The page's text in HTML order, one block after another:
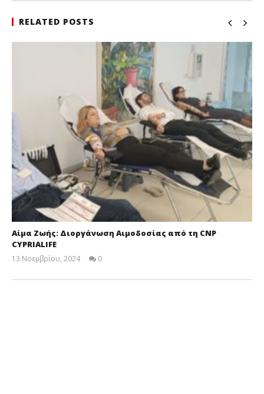
RELATED POSTS
Αίμα Ζωής: Διοργάνωση Αιμοδοσίας από τη CNP
CYPRIALIFE
13 Νοεμβρίου, 2024
Insurance
0